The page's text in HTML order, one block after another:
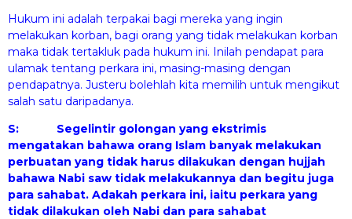
Hukum ini adalah terpakai bagi mereka yang ingin
melakukan korban, bagi orang yang tidak melakukan korban
maka tidak tertakluk pada hukum ini. Inilah pendapat para
ulamak tentang perkara ini, masing-masing dengan
pendapatnya. Justeru bolehlah kita memilih untuk mengikut
salah satu daripadanya.
S: Segelintir golongan yang ekstrimis
mengatakan bahawa orang Islam banyak melakukan
perbuatan yang tidak harus dilakukan dengan hujjah
bahawa Nabi saw tidak melakukannya dan begitu juga
para sahabat. Adakah perkara ini, iaitu perkara yang
tidak dilakukan oleh Nabi dan para sahabat